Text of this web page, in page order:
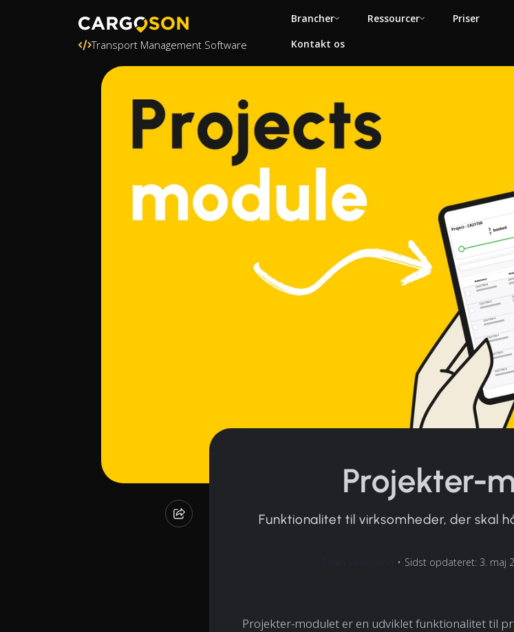
Transport Management Software
Brancher Ressourcer
Priser
Kontakt os
Projekter-
Funktionalitet til virksomheder, der skal
• Sidst opdateret: 3. maj
Projekter-modulet er en udviklet funktionalitet til